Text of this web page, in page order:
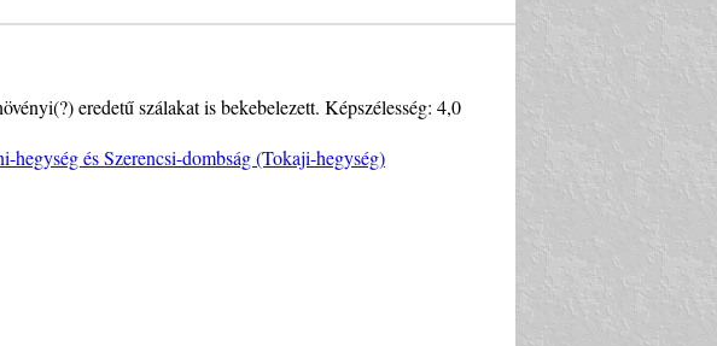
eredetű szálakat is bekebelezett. Képszélesség: 4,0
hegység és Szerencsi-dombság (Tokaji-hegység)